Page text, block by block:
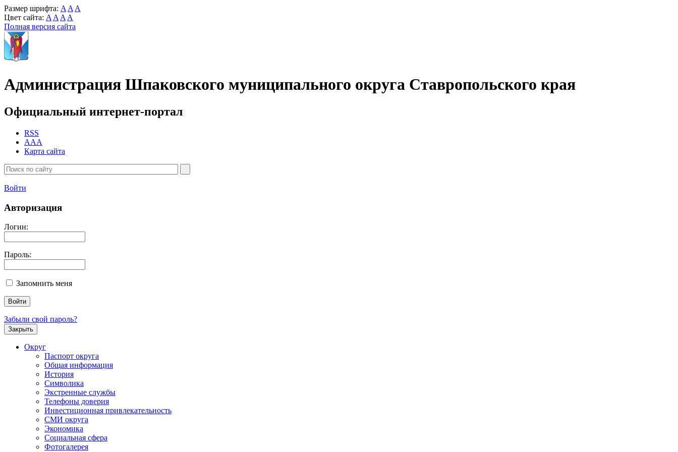
Размер шрифта: A A A
Цвет сайта: A A A A
Полная версия сайта
Администрация Шпаковского муниципального округа Ставропольского края
Официальный интернет-портал
RSS
AAA
Карта сайта
Войти
Авторизация
Логин:
Пароль:
Запомнить меня
Забыли свой пароль?
Закрыть
Округ
Паспорт округа
Общая информация
История
Символика
Экстренные службы
Телефоны доверия
Инвестиционная привлекательность
СМИ округа
Экономика
Социальная сфера
Фотогалерея